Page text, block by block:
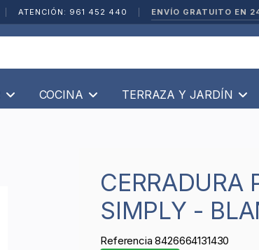
ATENCIÓN: 961 452 440 ENVÍO GRATUITO EN
COCINA TERRAZA Y JARDÍN
CERRADURA PARA VENTANA TWIN
SIMPLY -
Referencia 8426664131430